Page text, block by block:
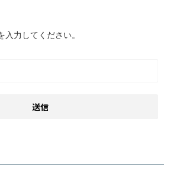
入力してください。